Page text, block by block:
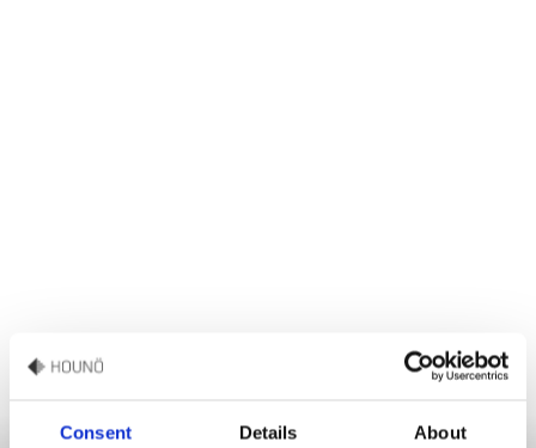
Consent Details About